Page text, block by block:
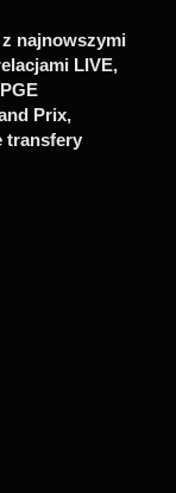
najnowszymi
LIVE,
Prix,
transfery